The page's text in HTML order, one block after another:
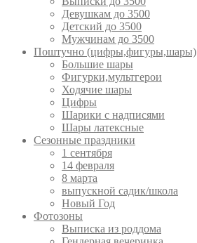
Девушкам до 3500
Детский до 3500
Мужчинам до 3500
Поштучно (цифры,фигуры,шары)
Большие шары
Фигурки,мультгерои
Ходячие шары
Цифры
Шарики с надписями
Шары латексные
Сезонные праздники
1 сентября
14 февраля
8 марта
выпускной садик/школа
Новый Год
Фотозоны
Выписка из роддома